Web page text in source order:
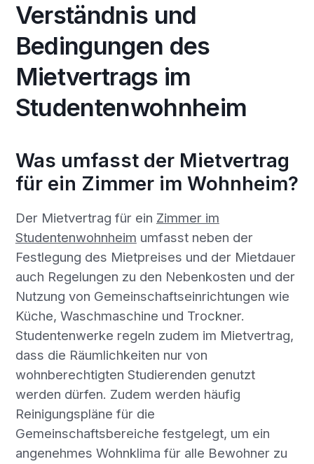
Verständnis und
Bedingungen des
Mietvertrags im
Studentenwohnheim
Was umfasst der Mietvertrag
für ein Zimmer im Wohnheim?
Der Mietvertrag für ein Zimmer im
Studentenwohnheim umfasst neben der
Festlegung des Mietpreises und der Mietdauer
auch Regelungen zu den Nebenkosten und der
Nutzung von Gemeinschaftseinrichtungen wie
Küche, Waschmaschine und Trockner.
Studentenwerke regeln zudem im Mietvertrag,
dass die Räumlichkeiten nur von
wohnberechtigten Studierenden genutzt
werden dürfen. Zudem werden häufig
Reinigungspläne für die
Gemeinschaftsbereiche festgelegt, um ein
angenehmes Wohnklima für alle Bewohner zu